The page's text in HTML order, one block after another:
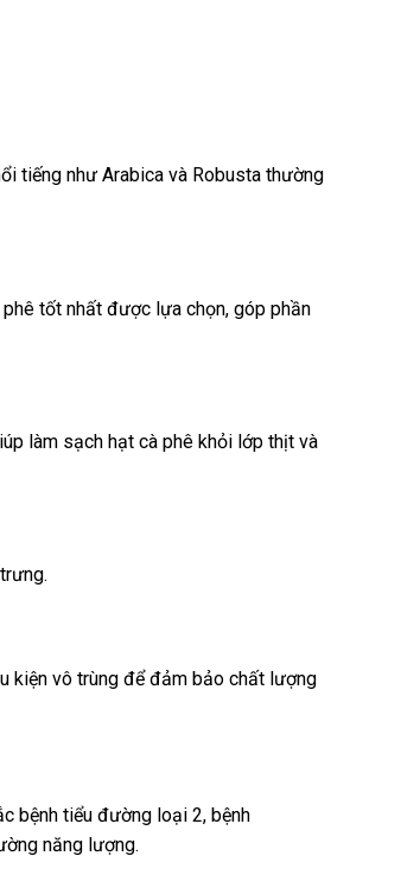
tiếng như Arabica và Robusta thường
tốt nhất được lựa chọn, góp phần
làm sạch hạt cà phê khỏi lớp thịt và
kiện vô trùng để đảm bảo chất lượng
bệnh tiểu đường loại 2, bệnh
năng lượng.